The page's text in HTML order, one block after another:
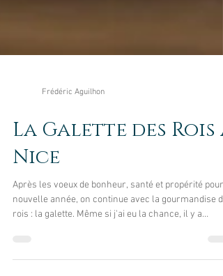
Frédéric Aguilhon
La Galette des Rois à
Nice
rois : la galette. Même si j'ai eu la chance, il y a